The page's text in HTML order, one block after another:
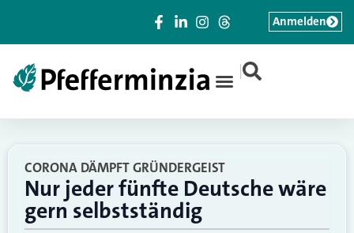
|
Anmelden
CORONA DÄMPFT GRÜNDERGEIST
Nur jeder fünfte Deutsche wäre
gern selbstständig